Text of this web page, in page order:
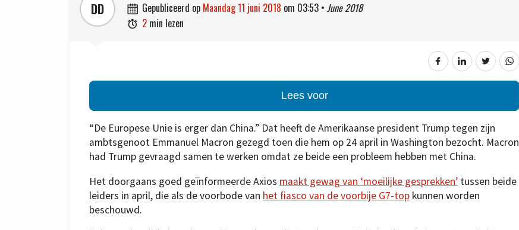
DD  gepubliceerd op maandag 11 juni 2018 om 03:53 • June 2018
 2 min lezen
Lees voor
“De Europese Unie is erger dan China.” Dat heeft de Amerikaanse president Trump tegen zijn
ambtsgenoot Emmanuel Macron gezegd toen die hem op 24 april in Washington bezocht. Macron
had Trump gevraagd samen te werken omdat ze beide een probleem hebben met China.
Het doorgaans goed geïnformeerde Axios maakt gewag van ‘moeilijke gesprekken’ tussen beide
leiders in april, die als de voorbode van het fiasco van de voorbije G7-top kunnen worden
beschouwd.